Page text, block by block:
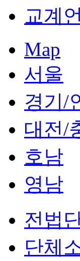
교계
Map
서울
경기/
대전/
호남
영남
전법
단체